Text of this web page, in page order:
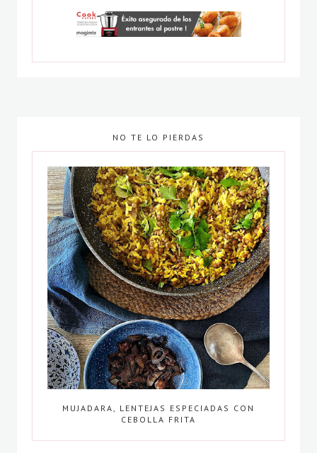
NO TE LO PIERDAS
MUJADARA, LENTEJAS ESPECIADAS CON
CEBOLLA FRITA